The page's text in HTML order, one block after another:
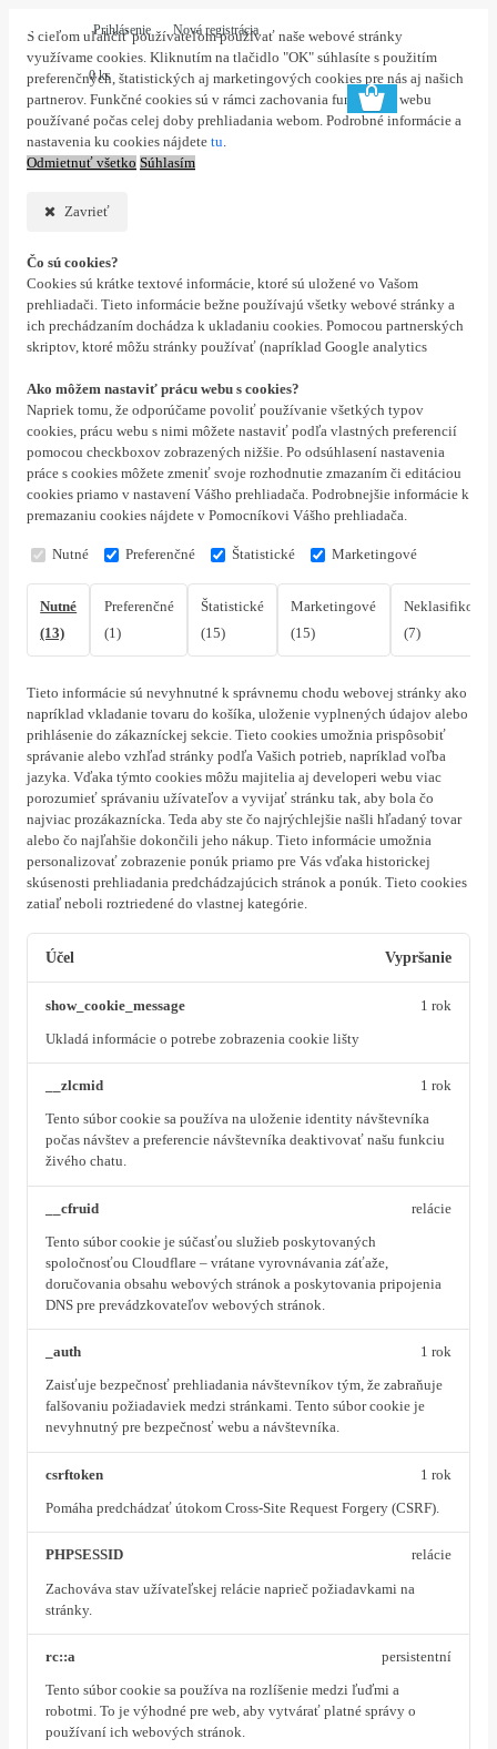
S cieľom uľahčiť používateľom používať naše webové stránky
využívame cookies. Kliknutím na tlačidlo "OK" súhlasíte s použitím
preferenčných, štatistických aj marketingových cookies pre nás aj našich
partnerov. Funkčné cookies sú v rámci zachovania funkčnosti webu
používané počas celej doby prehliadania webom. Podrobné informácie a
nastavenia ku cookies nájdete tu.
Odmietnuť všetko Súhlasím
Zavrieť
Čo sú cookies?
Cookies sú krátke textové informácie, ktoré sú uložené vo Vašom
prehliadači. Tieto informácie bežne používajú všetky webové stránky a
ich prechádzaním dochádza k ukladaniu cookies. Pomocou partnerských
skriptov, ktoré môžu stránky používať (napríklad Google analytics
Ako môžem nastaviť prácu webu s cookies?
Napriek tomu, že odporúčame povoliť používanie všetkých typov
cookies, prácu webu s nimi môžete nastaviť podľa vlastných preferencií
pomocou checkboxov zobrazených nižšie. Po odsúhlasení nastavenia
práce s cookies môžete zmeniť svoje rozhodnutie zmazaním či editáciou
cookies priamo v nastavení Vášho prehliadača. Podrobnejšie informácie k
premazaniu cookies nájdete v Pomocníkovi Vášho prehliadača.
Nutné Preferenčné Štatistické Marketingové
Nutné
(13)
Preferenčné
(1)
Štatistické
(15)
Marketingové
(15)
(7)
Tieto informácie sú nevyhnutné k správnemu chodu webovej stránky ako
napríklad vkladanie tovaru do košíka, uloženie vyplnených údajov alebo
prihlásenie do zákazníckej sekcie. Tieto cookies umožnia prispôsobiť
správanie alebo vzhľad stránky podľa Vašich potrieb, napríklad voľba
jazyka. Vďaka týmto cookies môžu majitelia aj developeri webu viac
porozumieť správaniu užívateľov a vyvijať stránku tak, aby bola čo
najviac prozákaznícka. Teda aby ste čo najrýchlejšie našli hľadaný tovar
alebo čo najľahšie dokončili jeho nákup. Tieto informácie umožnia
personalizovať zobrazenie ponúk priamo pre Vás vďaka historickej
skúsenosti prehliadania predchádzajúcich stránok a ponúk. Tieto cookies
zatiaľ neboli roztriedené do vlastnej kategórie.
Účel Vypršanie
show_cookie_message
Ukladá informácie o potrebe zobrazenia cookie lišty
1 rok
__zlcmid
Tento súbor cookie sa používa na uloženie identity návštevníka
počas návštev a preferencie návštevníka deaktivovať našu funkciu
živého chatu.
1 rok
__cfruid
Tento súbor cookie je súčasťou služieb poskytovaných
spoločnosťou Cloudflare – vrátane vyrovnávania záťaže,
doručovania obsahu webových stránok a poskytovania pripojenia
DNS pre prevádzkovateľov webových stránok.
relácie
_auth
Zaisťuje bezpečnosť prehliadania návštevníkov tým, že zabraňuje
falšovaniu požiadaviek medzi stránkami. Tento súbor cookie je
nevyhnutný pre bezpečnosť webu a návštevníka.
1 rok
csrftoken
Pomáha predchádzať útokom Cross-Site Request Forgery (CSRF).
1 rok
PHPSESSID
Zachováva stav užívateľskej relácie naprieč požiadavkami na
stránky.
relácie
rc::a
Tento súbor cookie sa používa na rozlíšenie medzi ľuďmi a
robotmi. To je výhodné pre web, aby vytvárať platné správy o
používaní ich webových stránok.
persistentní
Prihlásenie Nová registrácia
0 ks